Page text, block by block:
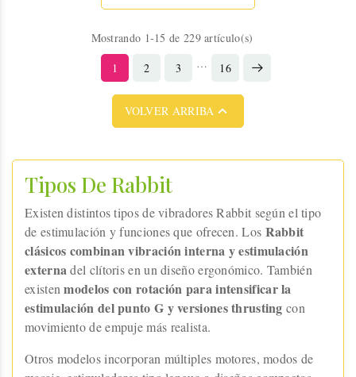
Mostrando 1-15 de 229 artículo(s)
1
2 3 … 16
VOLVER ARRIBA 
Tipos De Rabbit
Existen distintos tipos de vibradores Rabbit según el tipo
de estimulación y funciones que ofrecen. Los Rabbit
clásicos combinan vibración interna y estimulación
externadel clítoris en un diseño ergonómico. También
existenmodelos con rotación para intensificar la
estimulación del punto G y versiones thrusting con
movimiento de empuje más realista.
Otros modelos incorporan múltiples motores, modos de